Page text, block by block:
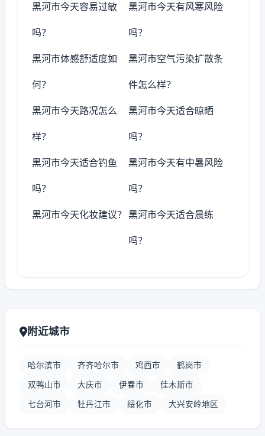
黑河市今天容易过敏
吗？
黑河市今天有风寒风险
吗？
黑河市体感舒适度如
何？
黑河市空气污染扩散条
件怎么样？
黑河市今天路况怎么
样？
黑河市今天适合晾晒
吗？
黑河市今天适合钓鱼
吗？
黑河市今天有中暑风险
吗？
黑河市今天化妆建议？ 黑河市今天适合晨练
吗？
附近城市
哈尔滨市 齐齐哈尔市 鸡西市 鹤岗市
双鸭山市 大庆市 伊春市 佳木斯市
七台河市 牡丹江市 绥化市 大兴安岭地区